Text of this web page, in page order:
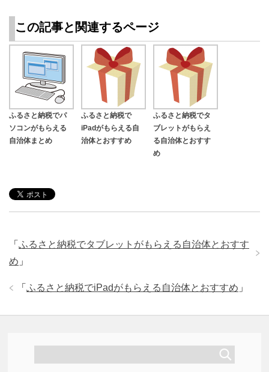
この記事と関連するページ
ふるさと納税でパ
ソコンがもらえる
自治体まとめ
ふるさと納税で
iPadがもらえる自
治体とおすすめ
ふるさと納税でタ
ブレットがもらえ
る自治体とおすす
め
「 ふるさと納税でタブレットがもらえる自治体とおすす
め 」
「 ふるさと納税でiPadがもらえる自治体とおすすめ 」